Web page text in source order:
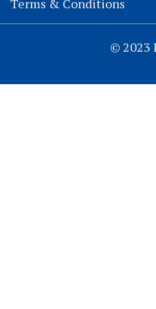
Terms & Conditions
© 2023